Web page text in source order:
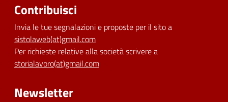
Contribuisci
Invia le tue segnalazioni e proposte per il sito a
sistolaweb(at)gmail.com
Per richieste relative alla società scrivere a
storialavoro(at)gmail.com
Newsletter